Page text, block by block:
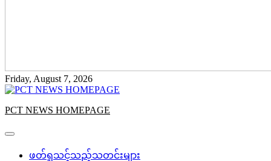
Friday, August 7, 2026
PCT NEWS HOMEPAGE
ဖတ်ရှုသင့်သည့်သတင်းများ